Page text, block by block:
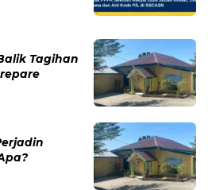
Bajak Laut
Sorotan, Profil Jurnalis
a Predator
Nolan Jadi Sorotan, Film Epik